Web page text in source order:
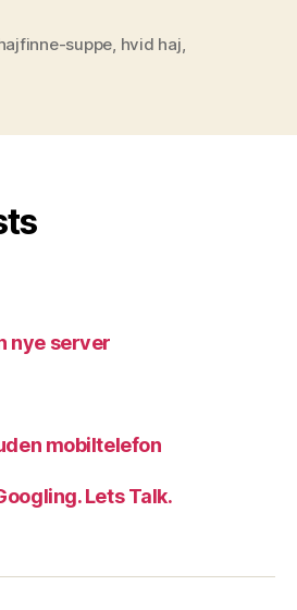
suppe hvid haj
nye server
mobiltelefon
Lets Talk.